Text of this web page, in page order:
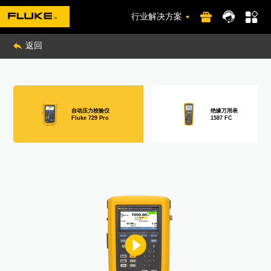
行业解决方案
返回
自动压力校验仪
Fluke 729 Pro
绝缘万用表
1587 FC